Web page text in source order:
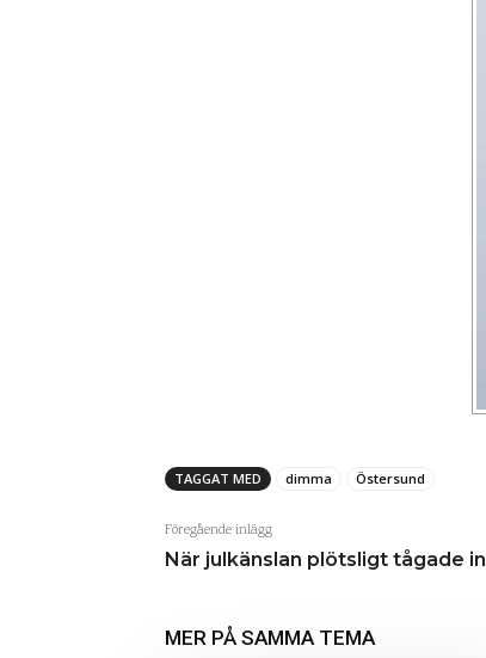
TAGGAT MED dimma Östersund
Föregående inlägg
När julkänslan plötsligt tågade in
MER PÅ SAMMA TEMA